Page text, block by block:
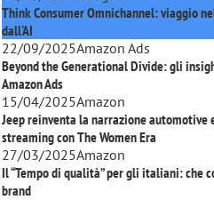
Think Consumer Omnichannel: viaggio
dall'AI
22/09/2025Amazon Ads
Beyond the Generational Divide: gli
Amazon Ads
15/04/2025Amazon
Jeep reinventa la narrazione automotive
streaming conThe Women Era
27/03/2025Amazon
Il “Tempo di qualità” per gli italiani: che
brand